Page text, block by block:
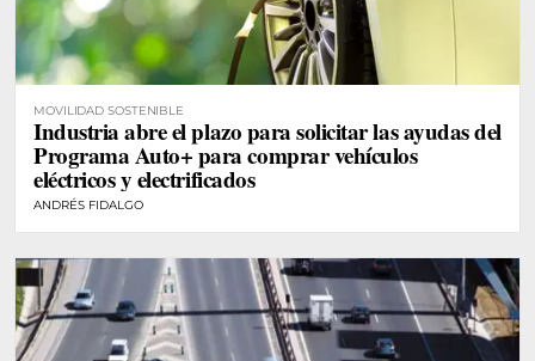
MOVILIDAD SOSTENIBLE
Industria abre el plazo para solicitar las ayudas del
Programa Auto+ para comprar vehículos
eléctricos y electrificados
ANDRÉS FIDALGO